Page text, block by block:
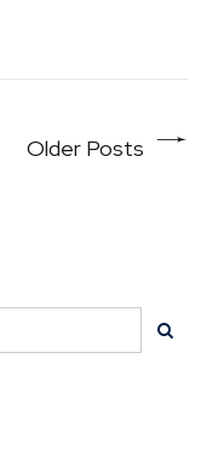
Older Posts